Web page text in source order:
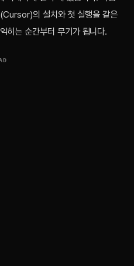
의 설치와 첫 실행을 같은
히는 순간부터 무기가 됩니다.